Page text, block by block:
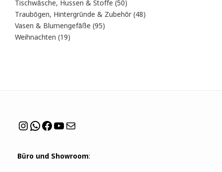
Produkte
Tischwäsche, Hussen & Stoffe 5050
Produkte
Traubögen, Hintergründe & Zubehör 4848
Vasen & Blumengefäße 9595
Weihnachten 1919
Instagram
WhatsApp
Facebook
YouTube
Mail
Büro und Showroom: